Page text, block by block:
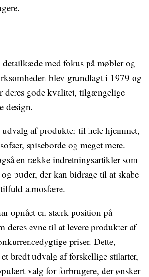
detailkæde med fokus på møbler og
blev grundlagt i 1979 og
deres gode kvalitet, tilgængelige
design.
udvalg af produkter til hele hjemmet,
spiseborde og meget mere.
en række indretningsartikler som
puder, der kan bidrage til at skabe
atmosfære.
opnået en stærk position på
deres evne til at levere produkter af
priser. Dette,
bredt udvalg af forskellige stilarter,
valg for forbrugere, der ønsker